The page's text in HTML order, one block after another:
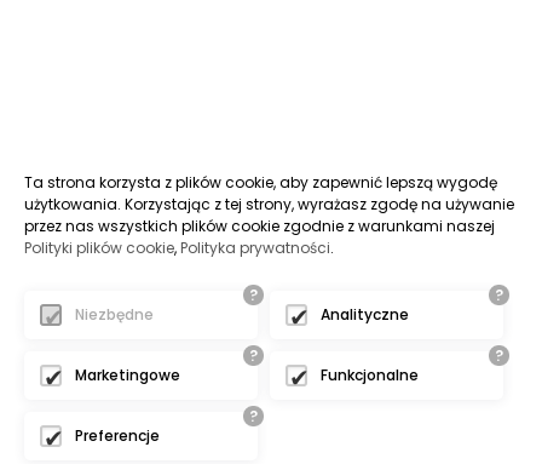
Ta strona korzysta z plików cookie, aby zapewnić lepszą wygodę
użytkowania. Korzystając z tej strony, wyrażasz zgodę na używanie
przez nas wszystkich plików cookie zgodnie z warunkami naszej
Polityki plików cookie,Polityka prywatności.
?
Niezbędne
?
Analityczne
?
Marketingowe
?
Funkcjonalne
?
Preferencje